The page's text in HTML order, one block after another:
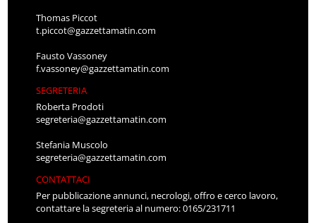
Thomas Piccot
t.piccot@gazzettamatin.com
Fausto Vassoney
f.vassoney@gazzettamatin.com
SEGRETERIA
Roberta Prodoti
segreteria@gazzettamatin.com
Stefania Muscolo
segreteria@gazzettamatin.com
CONTATTACI
Per pubblicazione annunci, necrologi, offro e cerco lavoro,
contattare la segreteria al numero: 0165/231711